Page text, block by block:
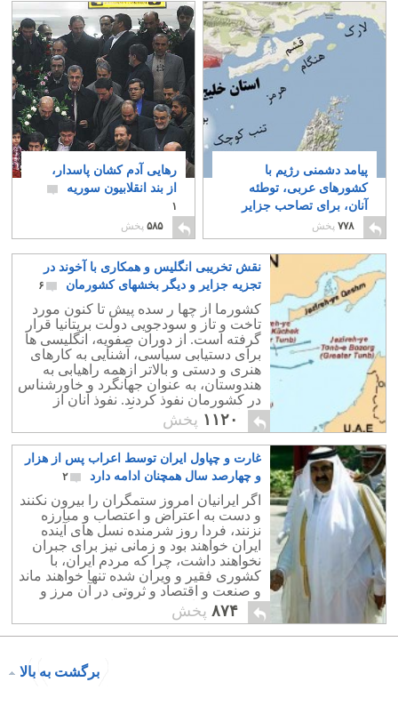
پیامد دشمنی رژیم با
کشورهای عربی، توطئه
آنان، برای تصاحب جزایر
سه گانه است
۷۷۸ پخش
رهایی آدم کشان پاسدار،
از بند انقلابیون سوریه
۱
۵۸۵ پخش
نقش تخریبی انگلیس و همکاری با آخوند در
تجزیه جزایر و دیگر بخشهای کشورمان
۶
کشورما از چها ر سده پیش تا کنون مورد
تاخت و تاز و سودجویی دولت بریتانیا قرار
گرفته است. از دوران صفویه، انگلیسی ها
برای دستیابی سیاسی، آشنایی به کارهای
هنری و دستی و بالاتر ازهمه راهیابی به
هندوستان، به عنوان جهانگرد و خاورشناس
در کشورمان نفوذ کردند. نفوذ آنان از
دوران قاجاریه پیوسته گسترش یافت.
۱۱۲۰ پخش
غارت و چپاول ایران توسط اعراب پس از هزار
و چهارصد سال همچنان ادامه دارد
۲
اگر ایرانیان امروز ستمگران را بیرون نکنند
و دست به اعتراض و اعتصاب و مبارزه
نزنند، فردا روز شرمنده نسل های آینده
ایران خواهند بود و زمانی نیز برای جبران
نخواهند داشت، چرا که مردم ایران، با
کشوری فقیر و ویران شده تنها خواهند ماند
و صنعت و اقتصاد و ثروتی در آن مرز و
بوم وجود خارجی نخواهد داشت.
۸۷۴ پخش
برگشت به بالا